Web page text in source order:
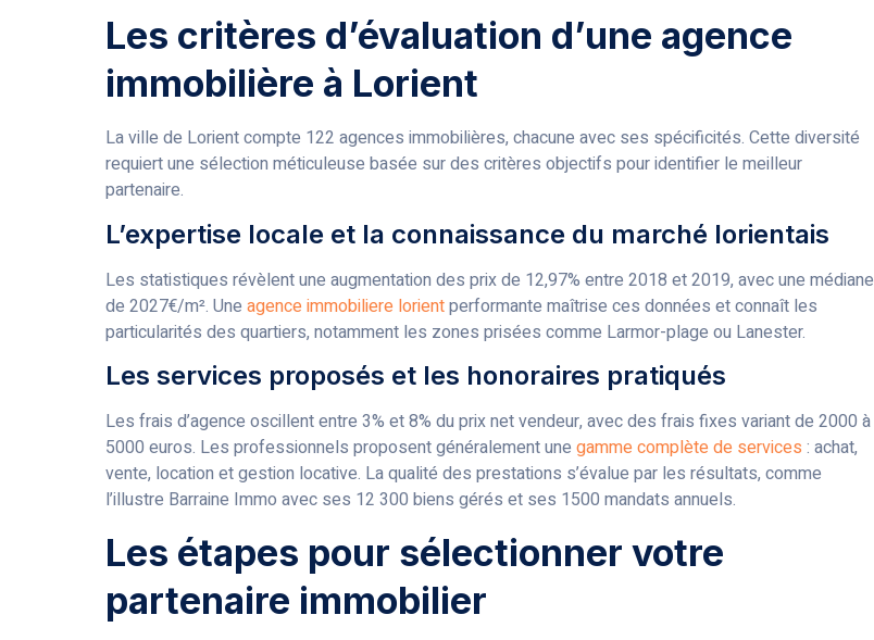
Les critères d’évaluation d’une agence
immobilière à Lorient
La ville de Lorient compte 122 agences immobilières, chacune avec ses spécificités. Cette diversité
requiert une sélection méticuleuse basée sur des critères objectifs pour identifier le meilleur
partenaire.
L’expertise locale et la connaissance du marché lorientais
Les statistiques révèlent une augmentation des prix de 12,97% entre 2018 et 2019, avec une médiane
de 2027€/m². Une agence immobiliere lorientperformante maîtrise ces données et connaît les
particularités des quartiers, notamment les zones prisées comme Larmor-plage ou Lanester.
Les services proposés et les honoraires pratiqués
Les frais d’agence oscillent entre 3% et 8% du prix net vendeur, avec des frais fixes variant de 2000 à
5000 euros. Les professionnels proposent généralement une gamme complète de services : achat,
vente, location et gestion locative. La qualité des prestations s’évalue par les résultats, comme
l’illustre Barraine Immo avec ses 12 300 biens gérés et ses 1500 mandats annuels.
Les étapes pour sélectionner votre
partenaire immobilier